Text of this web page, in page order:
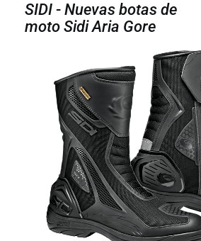
SIDI - Nuevas botas de
moto Sidi Aria Gore